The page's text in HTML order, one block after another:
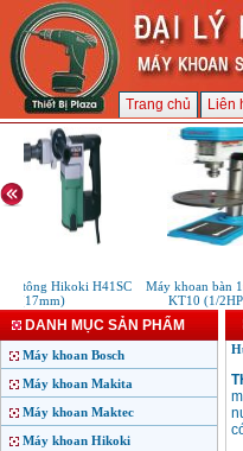
Trang chủ Liên
tông Hikoki H41SC
(17mm)
Máy khoan bàn
KT10 (1/
DANH MỤC SẢN PHẨM
Máy khoan Bosch
Máy khoan Makita
Máy khoan Maktec
Máy khoan Hikoki